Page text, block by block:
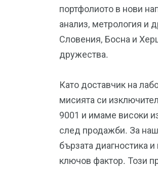
портфолиото в нови
анализ, метрология и
Словения, Босна и
дружества.
Като доставчик на
мисията си
9001 и имаме високи
след продажби. За
бързата диагностика
ключов фактор. Този